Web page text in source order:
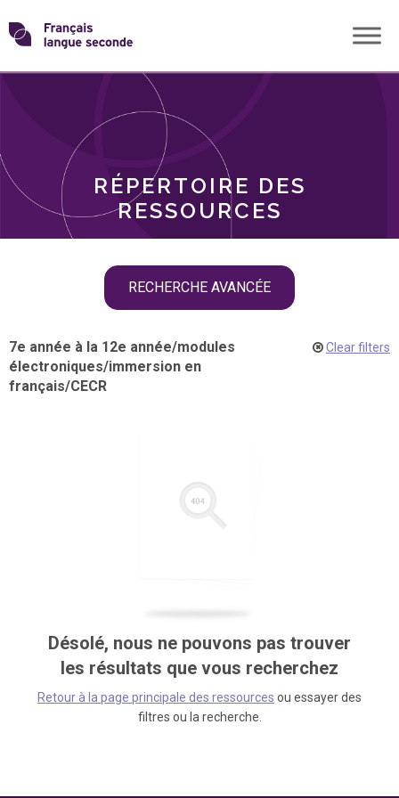
Skip
toTransformons
langue
RÉPERTOIRE DES
RESSOURCES
RECHERCHE AVANCÉE
THÈMES
7e année à la 12e année/modules
électroniques/immersion en
français/CECR
Clear filters
Désolé, nous ne pouvons pas trouver
les résultats que vous recherchez
Retour à la page principale des ressources ou essayer des
filtres ou la recherche.